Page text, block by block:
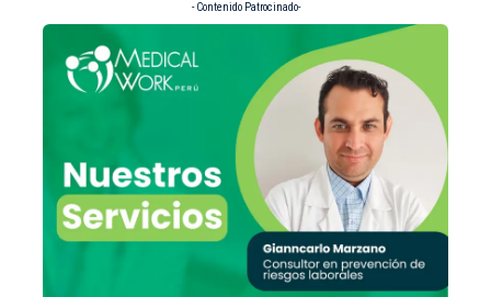
- Contenido Patrocinado-